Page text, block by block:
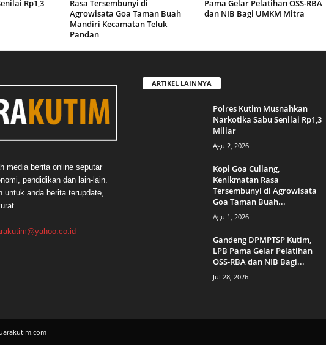
Rp1,3
Rasa Tersembunyi di
Agrowisata Goa Taman Buah
Mandiri Kecamatan Teluk
Pandan
Pama Gelar Pelatihan OSS-RBA
dan NIB Bagi UMKM Mitra
media berita online seputar
pendidikan dan lain-lain.
untuk anda berita terupdate,
ARTIKEL LAINNYA
Polres Kutim Musnahkan
Narkotika Sabu Senilai Rp1,3
Miliar
Agu 2, 2026
Kopi Goa Cullang,
Kenikmatan Rasa
Tersembunyi di Agrowisata
Goa Taman Buah...
Agu 1, 2026
Gandeng DPMPTSP Kutim,
LPB Pama Gelar Pelatihan
OSS-RBA dan NIB Bagi...
Jul 28, 2026